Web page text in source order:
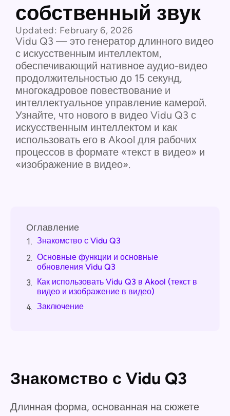
собственный звук
Updated: February 6, 2026
Vidu Q3 — это генератор длинного видео
с искусственным интеллектом,
обеспечивающий нативное аудио-видео
продолжительностью до 15 секунд,
многокадровое повествование и
интеллектуальное управление камерой.
Узнайте, что нового в видео Vidu Q3 с
искусственным интеллектом и как
использовать его в Akool для рабочих
процессов в формате «текст в видео» и
«изображение в видео».
Оглавление
1. Знакомство с Vidu Q3
2. Основные функции и основные
обновления Vidu Q3
3. Как использовать Vidu Q3 в Akool (текст в
видео и изображение в видео)
4. Заключение
Знакомство с Vidu Q3
Длинная форма, основанная на сюжете